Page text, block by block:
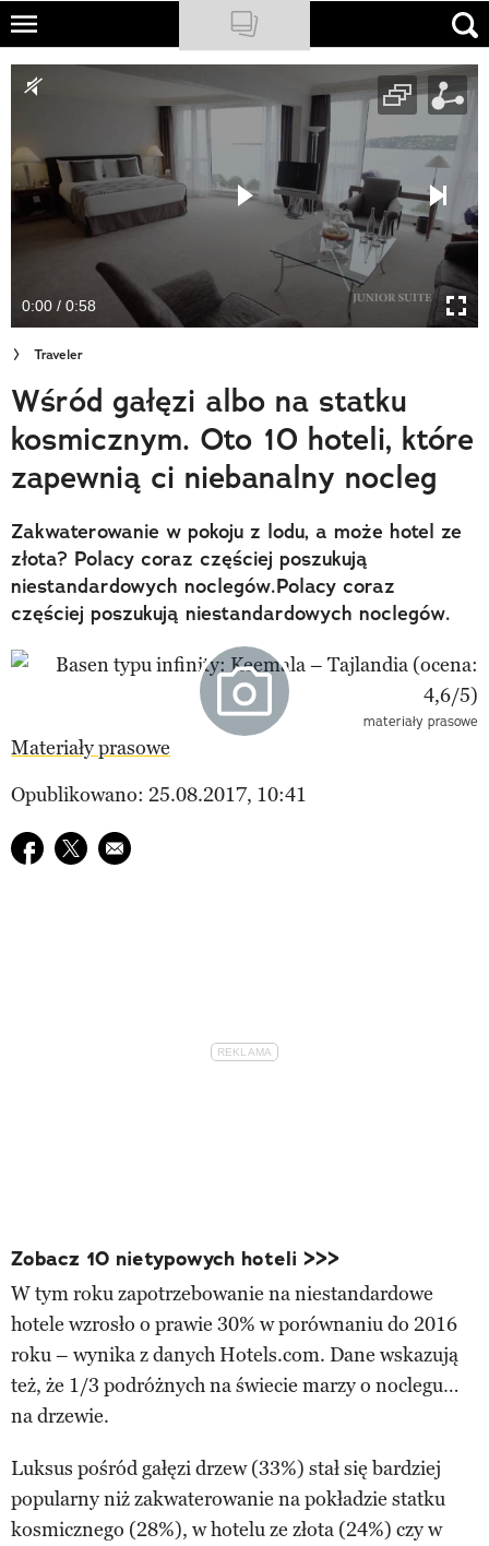
Skip
main
NATIONAL GEOGRAPHIC
PODCASTY
Sklep
Cuda Polski
Wielki Konkurs Fotograficzny
Trendbook Podróżniczy
Polecane
0:00 / 0:58
Traveler
Wśród gałęzi albo na statku
kosmicznym. Oto 10 hoteli, które
zapewnią ci niebanalny nocleg
Zakwaterowanie w pokoju z lodu, a może hotel ze
złota? Polacy coraz częściej poszukują
niestandardowych noclegów.Polacy coraz
częściej poszukują niestandardowych noclegów.
materiały prasowe
Materiały prasowe
Opublikowano: 25.08.2017, 10:41
Udostępnij na facebook
Udostępnij na twitter
E-mail do przyjaciela
Zobacz 10 nietypowych hoteli >>>
W tym roku zapotrzebowanie na niestandardowe
hotele wzrosło o prawie 30% w porównaniu do 2016
roku – wynika z danych Hotels.com. Dane wskazują
też, że 1/3 podróżnych na świecie marzy o noclegu…
na drzewie.
Luksus pośród gałęzi drzew (33%) stał się bardziej
popularny niż zakwaterowanie na pokładzie statku
kosmicznego (28%), w hotelu ze złota (24%) czy w